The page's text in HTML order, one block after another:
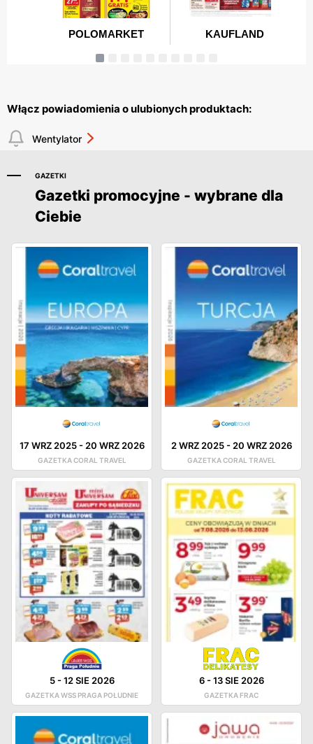
Włącz powiadomienia o ulubionych produktach:
Wentylator
GAZETKI
Gazetki promocyjne - wybrane dla
Ciebie
17 WRZ 2025-20 WRZ 2026
GAZETKA CORAL TRAVEL
2 WRZ 2025-20 WRZ 2026
GAZETKA CORAL TRAVEL
5-12 SIE 2026
GAZETKA WSS PRAGA POŁUDNIE
6-13 SIE 2026
GAZETKA FRAC